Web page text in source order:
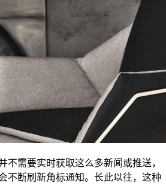
不需要实时获取这么多新闻或推送，
不断刷新角标通知。长此以往，这种